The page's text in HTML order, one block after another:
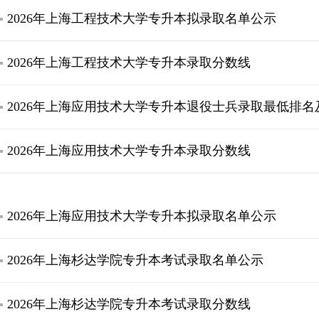
2026年上海工程技术大学专升本拟录取名单公示
2026年上海工程技术大学专升本录取分数线
2026年上海应用技术大学专升本退役士兵录取最低排
2026年上海应用技术大学专升本录取分数线
2026年上海应用技术大学专升本拟录取名单公示
2026年上海杉达学院专升本考试录取名单公示
2026年上海杉达学院专升本考试录取分数线